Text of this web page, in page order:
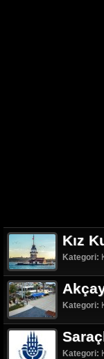
Kız
Kategori:
Kategori:
Kategori: